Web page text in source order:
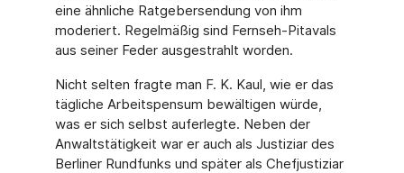
eine ähnliche Ratgebersendung von ihm
moderiert. Regelmäßig sind Fernseh-Pitavals
aus seiner Feder ausgestrahlt worden.
Nicht selten fragte man F. K. Kaul, wie er das
tägliche Arbeitspensum bewältigen würde,
was er sich selbst auferlegte. Neben der
Anwaltstätigkeit war er auch als Justiziar des
Berliner Rundfunks und später als Chefjustiziar